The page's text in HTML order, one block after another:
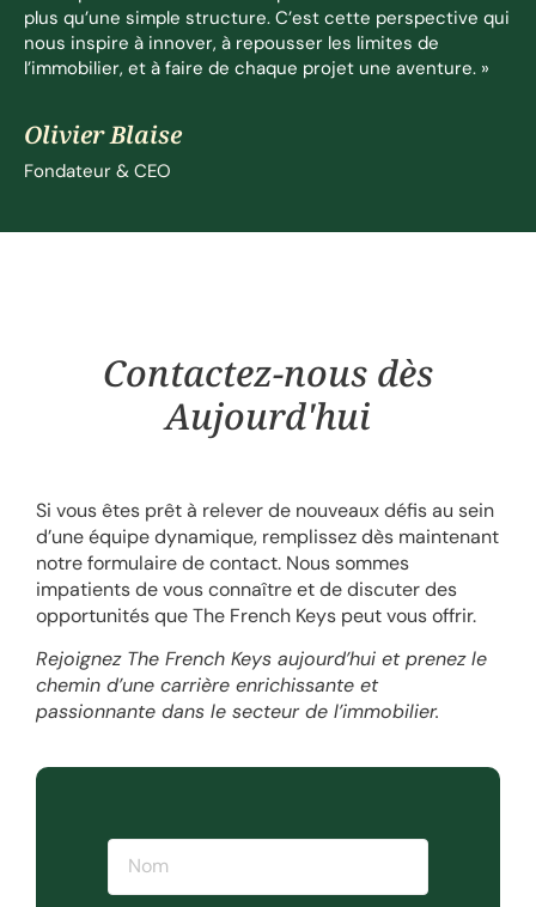
plus qu’une simple structure. C’est cette perspective qui
nous inspire à innover, à repousser les limites de
l’immobilier, et à faire de chaque projet une aventure. »
Olivier Blaise
Fondateur & CEO
Contactez-nous dès
Aujourd'hui
Si vous êtes prêt à relever de nouveaux défis au sein
d’une équipe dynamique, remplissez dès maintenant
notre formulaire de contact. Nous sommes
impatients de vous connaître et de discuter des
opportunités que The French Keys peut vous offrir.
Rejoignez The French Keys aujourd’hui et prenez le
chemin d’une carrière enrichissante et
passionnante dans le secteur de l’immobilier.